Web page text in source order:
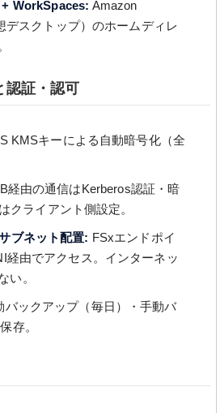
WorkSpaces: Amazon
デスクトップ）のホームディレ
認証・認可
KMSキーによる自動暗号化（全
経由の通信はKerberos認証・暗
クライアント側設定。
ブネット配置: FSxエンドポイ
経由でアクセス。インターネッ
い。
バックアップ（毎日）・手動バ
存。